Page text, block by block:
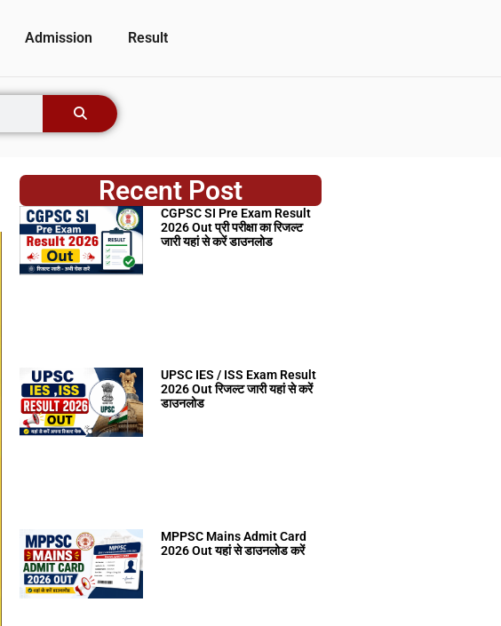
Admission Result
Recent Post
CGPSC SI Pre Exam Result
2026 Out प्री परीक्षा का रिजल्ट
जारी यहां से करें डाउनलोड
UPSC IES / ISS Exam Result
2026 Out रिजल्ट जारी यहां से करें
डाउनलोड
MPPSC Mains Admit Card
2026 Out यहां से डाउनलोड करें